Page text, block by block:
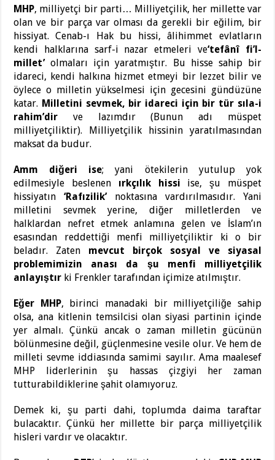
MHP, milliyetçi bir parti… Milliyetçilik, her millette var
olan ve bir parça var olması da gerekli bir eğilim, bir
hissiyat. Cenab-ı Hak bu hissi, âlihimmet evlatların
kendi halklarına sarf-i nazar etmeleri ve‘tefânî fi’l-
millet’olmaları için yaratmıştır. Bu hisse sahip bir
idareci, kendi halkına hizmet etmeyi bir lezzet bilir ve
öylece o milletin yükselmesi için gecesini gündüzüne
katar. Milletini sevmek, bir idareci için bir tür sıla-i
rahim’dir ve lazımdır (Bunun adı müspet
milliyetçiliktir). Milliyetçilik hissinin yaratılmasından
maksat da budur.
Amm diğeri ise; yani ötekilerin yutulup yok
edilmesiyle beslenen ırkçılık hissi ise, şu müspet
hissiyatın‘Rafızilik’noktasına vardırılmasıdır. Yani
milletini sevmek yerine, diğer milletlerden ve
halklardan nefret etmek anlamına gelen ve İslam’ın
esasından reddettiği menfi milliyetçiliktir ki o bir
beladır. Zaten mevcut birçok sosyal ve siyasal
problemimizin anası da şu menfi milliyetçilik
anlayıştır ki Frenkler tarafından içimize atılmıştır.
Eğer MHP, birinci manadaki bir milliyetçiliğe sahip
olsa, ana kitlenin temsilcisi olan siyasi partinin içinde
yer almalı. Çünkü ancak o zaman milletin gücünün
bölünmesine değil, güçlenmesine vesile olur. Ve hem de
milleti sevme iddiasında samimi sayılır. Ama maalesef
MHP liderlerinin şu hassas çizgiyi her zaman
tutturabildiklerine şahit olamıyoruz.
Demek ki, şu parti dahi, toplumda daima taraftar
bulacaktır. Çünkü her millette bir parça milliyetçilik
hisleri vardır ve olacaktır.